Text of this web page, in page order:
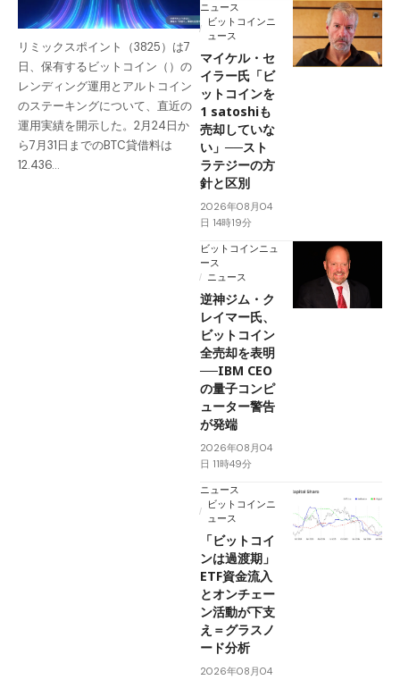
リミックスポイント（3825）は7
日、保有するビットコイン（）の
レンディング運用とアルトコイン
のステーキングについて、直近の
運用実績を開示した。2月24日か
ら7月31日までのBTC貸借料は
12.436…
ニュース
ビットコインニ
ュース
マイケル・セ
イラー氏「ビ
ットコインを
1 satoshiも
売却していな
い」──スト
ラテジーの方
針と区別
2026年08月04
日 14時19分
ビットコインニュ
ース
ニュース
逆神ジム・ク
レイマー氏、
ビットコイン
全売却を表明
──IBM CEO
の量子コンピ
ューター警告
が発端
2026年08月04
日 11時49分
ニュース
ビットコインニ
ュース
「ビットコイ
ンは過渡期」
ETF資金流入
とオンチェー
ン活動が下支
え＝グラスノ
ード分析
2026年08月04